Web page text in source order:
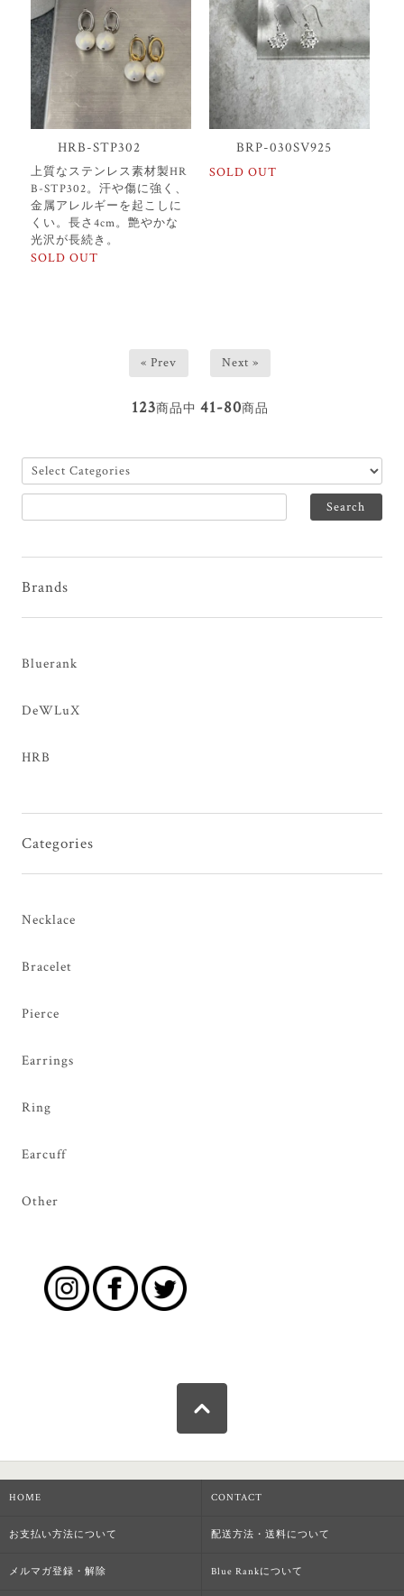
HRB-STP302
上質なステンレス素材製HR
B-STP302。汗や傷に強く、
金属アレルギーを起こしに
くい。長さ4cm。艶やかな
光沢が長続き。
SOLD OUT
BRP-030SV925
SOLD OUT
« Prev Next »
123商品中 41-80商品
Brands
Bluerank
DeWLuX
HRB
Categories
Necklace
Bracelet
Pierce
Earrings
Ring
Earcuff
Other
HOME CONTACT
お支払い方法について 配送方法・送料について
メルマガ登録・解除 Blue Rankについて